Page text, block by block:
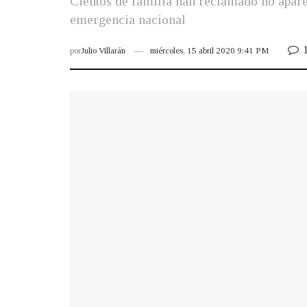
emergencia nacional
porJulio Villarán miércoles, 15 abril 2020 9:41 PM